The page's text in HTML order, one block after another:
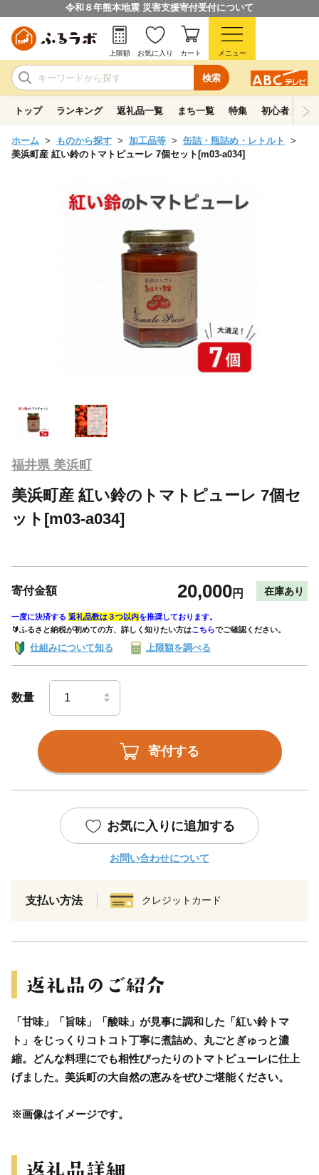
令和８年熊本地震 災害支援寄付受付について
検索
上限額 お気に入り カート メニュー
トップ ランキング 返礼品一覧 まち一覧 特集 初心者ガイド
ホーム ものから探す 加工品等
缶詰・瓶詰め・レトルト
美浜町産 紅い鈴のトマトピューレ 7個セット[m03-a034]
福井県 美浜町
美浜町産 紅い鈴のトマトピューレ 7個セ
ット[m03-a034]
寄付金額 20,000円 在庫あり
一度に決済する 返礼品数は３つ以内を推奨しております。
🔰ふるさと納税が初めての方、詳しく知りたい方はこちらでご確認ください。
仕組みについて知る 上限額を調べる
数量
寄付する
お気に入りに追加する
お問い合わせについて
支払い方法 クレジットカード
「甘味」「旨味」「酸味」が見事に調和した「紅い鈴トマ
ト」をじっくりコトコト丁寧に煮詰め、丸ごとぎゅっと濃
縮。どんな料理にでも相性ぴったりのトマトピューレに仕上
げました。美浜町の大自然の恵みをぜひご堪能ください。
※画像はイメージです。